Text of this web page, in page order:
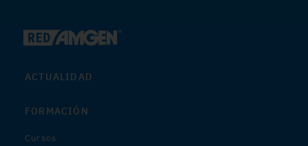
ACTUALIDAD
FORMACIÓN
Cursos